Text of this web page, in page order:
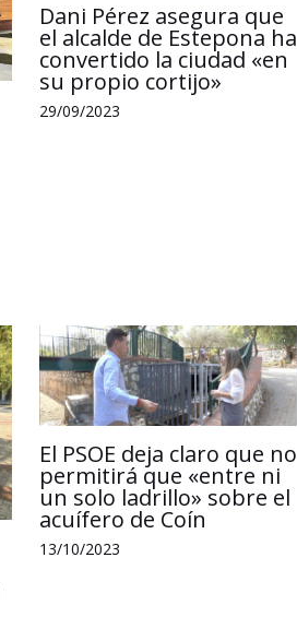
Dani Pérez asegura que
el alcalde de Estepona ha
convertido la ciudad «en
su propio cortijo»
29/09/2023
El PSOE deja claro que no
permitirá que «entre ni
un solo ladrillo» sobre el
acuífero de Coín
13/10/2023